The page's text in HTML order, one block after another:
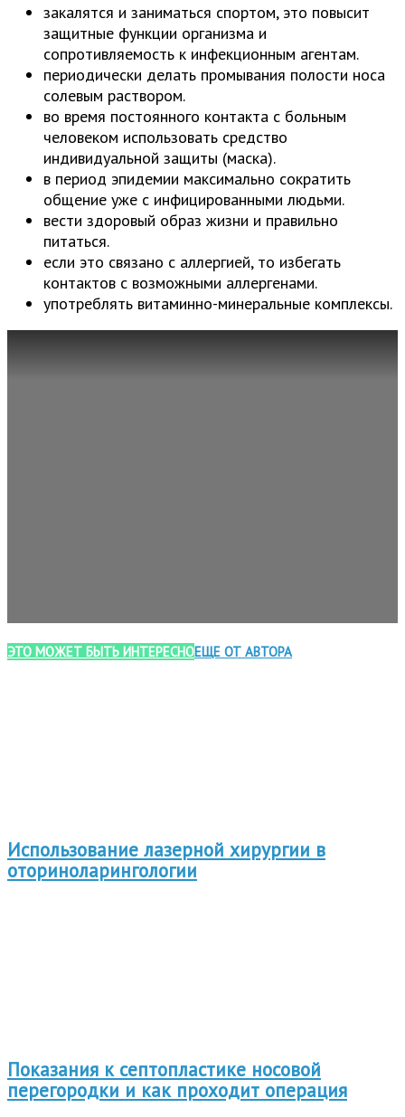
закалятся и заниматься спортом, это повысит
защитные функции организма и
сопротивляемость к инфекционным агентам.
периодически делать промывания полости носа
солевым раствором.
во время постоянного контакта с больным
человеком использовать средство
индивидуальной защиты (маска).
в период эпидемии максимально сократить
общение уже с инфицированными людьми.
вести здоровый образ жизни и правильно
питаться.
если это связано с аллергией, то избегать
контактов с возможными аллергенами.
употреблять витаминно-минеральные комплексы.
ЭТО МОЖЕТ БЫТЬ ИНТЕРЕСНОЕЩЕ ОТ АВТОРА
Использование лазерной хирургии в
оториноларингологии
Показания к септопластике носовой
перегородки и как проходит операция